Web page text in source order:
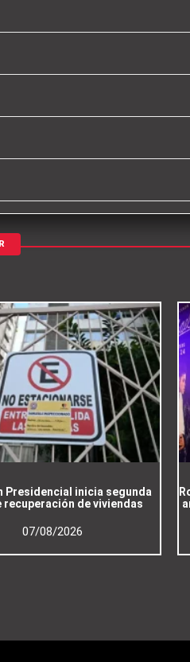
Presidencial inicia segunda
recuperación de viviendas
07/08/2026